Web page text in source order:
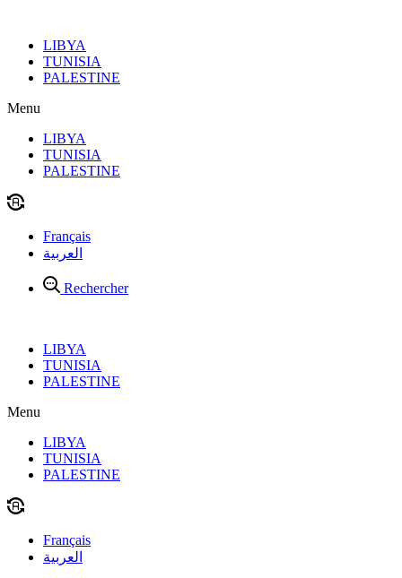
contenuLIBYA
TUNISIA
PALESTINE
Menu
LIBYA
TUNISIA
PALESTINE
Français
العربية
Rechercher
LIBYA
TUNISIA
PALESTINE
Menu
LIBYA
TUNISIA
PALESTINE
Français
العربية